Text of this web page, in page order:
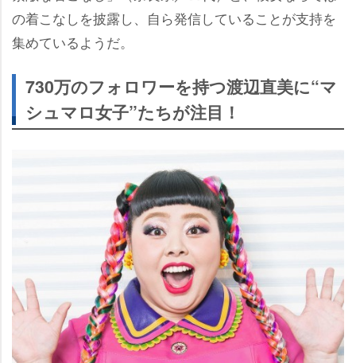
の着こなしを披露し、自ら発信していることが支持を
集めているようだ。
730万のフォロワーを持つ渡辺直美に“マ
シュマロ女子”たちが注目！